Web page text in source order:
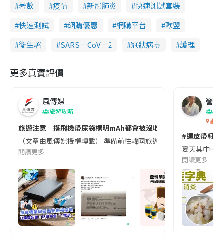
著數 疫情 新冠肺炎
快速測試套裝
快速測試
網購優惠 網購平台
歐盟
衞生署
SARS－CoV－2 冠狀病毒 護理
更多真實評價
風傳媒
旅遊攻略
旅遊注意｜搭飛機帶尿袋標明mAh都會被沒收😱出發前切記檢查
（文章由風傳媒授權轉載） 準備前往韓國旅遊的民眾，近期要
閱讀更多
營養
香港
#連皮帶籽
夏天其中一
閱讀更多